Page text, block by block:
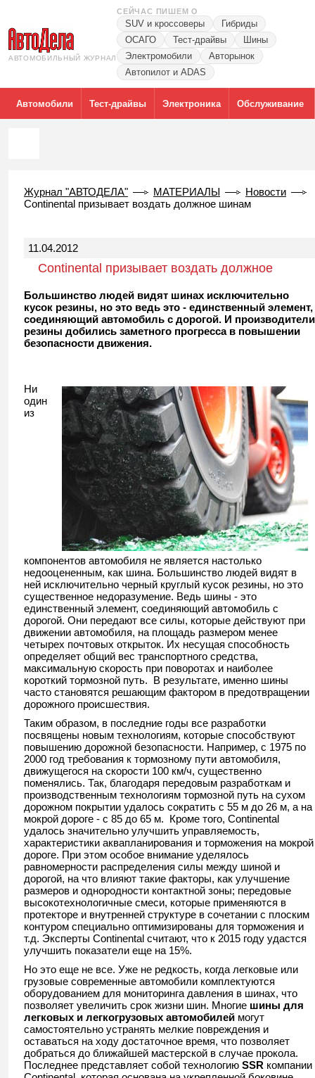
АВТОМОБИЛЬНЫЙ ЖУРНАЛ
СЕЙЧАС ПИШЕМ О
SUV и кроссоверы
Гибриды
ОСАГО
Тест-драйвы
Шины
Электромобили
Авторынок
Автопилот и ADAS
Автомобили Тест-драйвы Электроника Обслуживание
Журнал "АВТОДЕЛА" МАТЕРИАЛЫ
Новости
Continental призывает воздать должное шинам
11.04.2012
Continental призывает воздать должное
Большинство людей видят шинах исключительно
кусок резины, но это ведь это - единственный элемент,
соединяющий автомобиль с дорогой. И производители
резины добились заметного прогресса в повышении
безопасности движения.
Ни
один
из
компонентов автомобиля не является настолько
недооцененным, как шина. Большинство людей видят в
ней исключительно черный круглый кусок резины, но это
существенное недоразумение. Ведь шины - это
единственный элемент, соединяющий автомобиль с
дорогой. Они передают все силы, которые действуют при
движении автомобиля, на площадь размером менее
четырех почтовых открыток. Их несущая способность
определяет общий вес транспортного средства,
максимальную скорость при поворотах и наиболее
короткий тормозной путь. В результате, именно шины
часто становятся решающим фактором в предотвращении
дорожного происшествия.
Таким образом, в последние годы все разработки
посвящены новым технологиям, которые способствуют
повышению дорожной безопасности. Например, с 1975 по
2000 год требования к тормозному пути автомобиля,
движущегося на скорости 100 км/ч, существенно
поменялись. Так, благодаря передовым разработкам и
производственным технологиям тормозной путь на сухом
дорожном покрытии удалось сократить с 55 м до 26 м, а на
мокрой дороге - с 85 до 65 м. Кроме того, Continental
удалось значительно улучшить управляемость,
характеристики аквапланирования и торможения на мокрой
дороге. При этом особое внимание уделялось
равномерности распределения силы между шиной и
дорогой, на что влияют такие факторы, как улучшение
размеров и однородности контактной зоны; передовые
высокотехнологичные смеси, которые применяются в
протекторе и внутренней структуре в сочетании с плоским
контуром специально оптимизированы для торможения и
т.д. Эксперты Continental считают, что к 2015 году удастся
улучшить показатели еще на 15%.
Но это еще не все. Уже не редкость, когда легковые или
грузовые современные автомобили комплектуются
оборудованием для мониторинга давления в шинах, что
позволяет увеличить срок жизни шин. Многие шины для
легковых и легкогрузовых автомобилей могут
самостоятельно устранять мелкие повреждения и
оставаться на ходу достаточное время, что позволяет
добраться до ближайшей мастерской в случае прокола.
Последнее представляет собой технологию SSR компании